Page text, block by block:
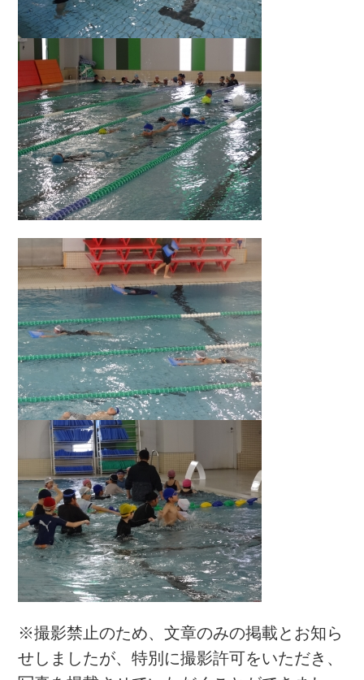
※撮影禁止のため、文章のみの掲載とお知ら
せしましたが、特別に撮影許可をいただき、